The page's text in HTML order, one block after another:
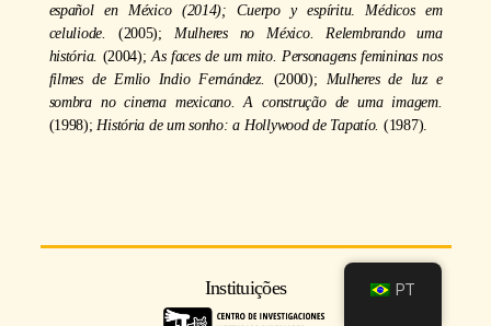
español en México (2014); Cuerpo y espíritu. Médicos em
celuliode. (2005); Mulheres no México. Relembrando uma
história. (2004);As faces de um mito. Personagens femininas nos
filmes de Emlio Indio Fernández. (2000); Mulheres de luz e
sombra no cinema mexicano. A construção de uma imagem.
(1998); História de um sonho: a Hollywood de Tapatío. (1987).
Instituições PT